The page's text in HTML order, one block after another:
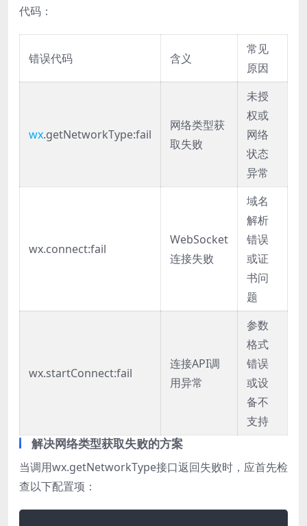
代码：
错误代码 含义
常见
原因
wx.getNetworkType:fail
网络类型获
取失败
未授
权或
网络
状态
异常
wx.connect:fail
WebSocket
连接失败
域名
解析
错误
或证
书问
题
wx.startConnect:fail
连接API调
用异常
参数
格式
错误
或设
备不
支持
解决网络类型获取失败的方案
当调用wx.getNetworkType接口返回失败时，应首先检
查以下配置项：